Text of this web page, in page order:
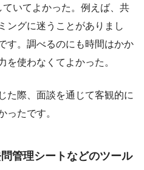
いてよかった。例えば、共
ングに迷うことがありまし
す。調べるのにも時間はかか
を使わなくてよかった。
た際、面談を通じて客観的に
ったです。
管理シートなどのツール